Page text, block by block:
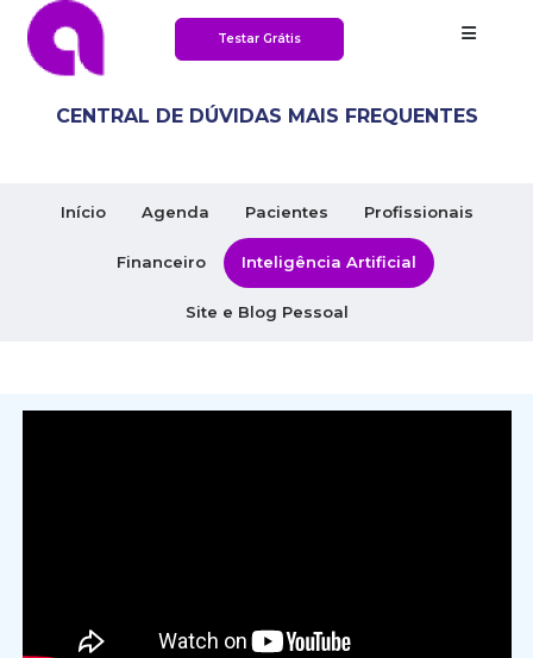
Testar Grátis
CENTRAL DE DÚVIDAS MAIS FREQUENTES
Início Agenda Pacientes Profissionais
Financeiro Inteligência Artificial
Site e Blog Pessoal